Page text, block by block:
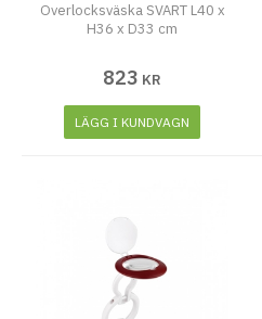
Overlocksväska SVART L40 x
H36 x D33 cm
823 KR
LÄGG I KUNDVAGN